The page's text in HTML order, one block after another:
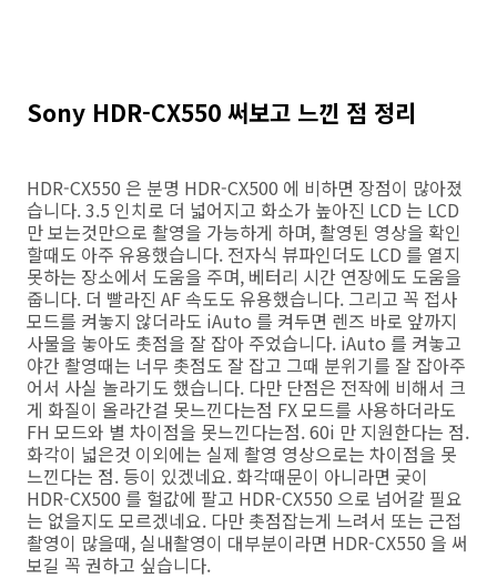
Sony HDR-CX550 써보고 느낀 점 정리
HDR-CX550 은 분명 HDR-CX500 에 비하면 장점이 많아졌
습니다. 3.5 인치로 더 넓어지고 화소가 높아진 LCD 는 LCD
만 보는것만으로 촬영을 가능하게 하며, 촬영된 영상을 확인
할때도 아주 유용했습니다. 전자식 뷰파인더도 LCD 를 열지
못하는 장소에서 도움을 주며, 베터리 시간 연장에도 도움을
줍니다. 더 빨라진 AF 속도도 유용했습니다. 그리고 꼭 접사
모드를 켜놓지 않더라도 iAuto 를 켜두면 렌즈 바로 앞까지
사물을 놓아도 촛점을 잘 잡아 주었습니다. iAuto 를 켜놓고
야간 촬영때는 너무 촛점도 잘 잡고 그때 분위기를 잘 잡아주
어서 사실 놀라기도 했습니다. 다만 단점은 전작에 비해서 크
게 화질이 올라간걸 못느낀다는점 FX 모드를 사용하더라도
FH 모드와 별 차이점을 못느낀다는점. 60i 만 지원한다는 점.
화각이 넓은것 이외에는 실제 촬영 영상으로는 차이점을 못
느낀다는 점. 등이 있겠네요. 화각때문이 아니라면 궂이
HDR-CX500 를 헐값에 팔고 HDR-CX550 으로 넘어갈 필요
는 없을지도 모르겠네요. 다만 촛점잡는게 느려서 또는 근접
촬영이 많을때, 실내촬영이 대부분이라면 HDR-CX550 을 써
보길 꼭 권하고 싶습니다.